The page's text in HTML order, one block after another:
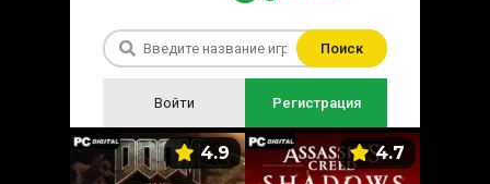
Поиск
Войти Регистрация
4.9 4.7